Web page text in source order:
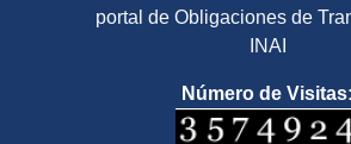
portal de Obligaciones de
INAI
Número de Visitas: